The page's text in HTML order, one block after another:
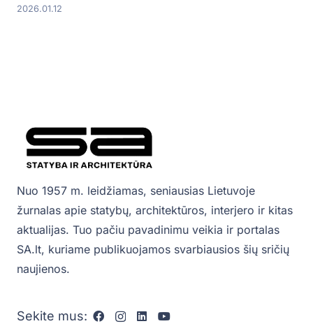
2026.01.12
Nuo 1957 m. leidžiamas, seniausias Lietuvoje
žurnalas apie statybų, architektūros, interjero ir kitas
aktualijas. Tuo pačiu pavadinimu veikia ir portalas
SA.lt, kuriame publikuojamos svarbiausios šių sričių
naujienos.
Sekite mus: